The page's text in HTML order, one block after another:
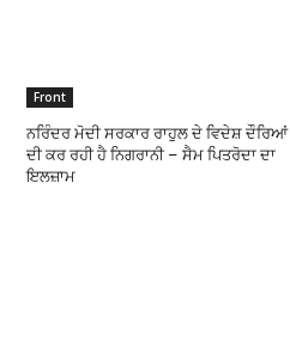
Front
ਨਰਿੰਦਰ ਮੋਦੀ ਸਰਕਾਰ ਰਾਹੁਲ ਦੇ ਵਿਦੇਸ਼ ਦੌਰਿਆਂ
ਦੀ ਕਰ ਰਹੀ ਹੈ ਨਿਗਰਾਨੀ – ਸੈਮ ਪਿਤਰੋਦਾ ਦਾ
ਇਲਜ਼ਾਮ